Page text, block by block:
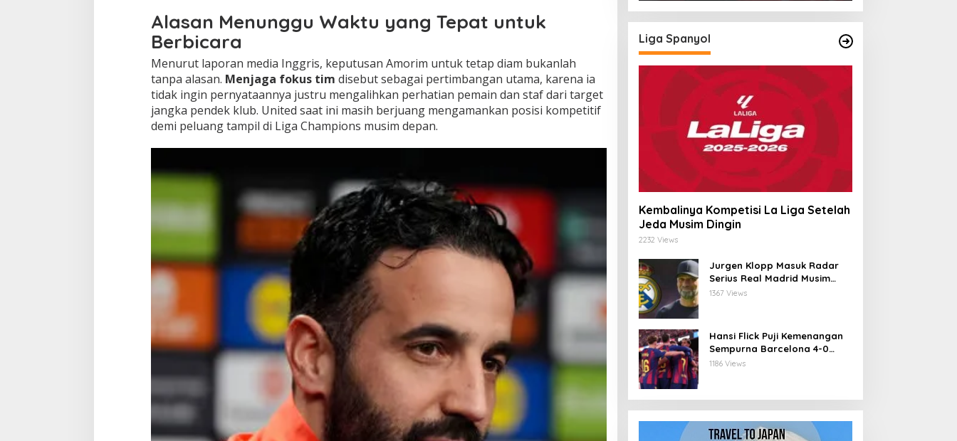
Alasan Menunggu Waktu yang Tepat untuk
Berbicara
Menurut laporan media Inggris, keputusan Amorim untuk tetap diam bukanlah
tanpa alasan. Menjaga fokus tim disebut sebagai pertimbangan utama, karena ia
tidak ingin pernyataannya justru mengalihkan perhatian pemain dan staf dari target
jangka pendek klub. United saat ini masih berjuang mengamankan posisi kompetitif
demi peluang tampil di Liga Champions musim depan.
Liga Spanyol
Kembalinya Kompetisi La Liga Setelah
Jeda Musim Dingin
2232 Views
Jurgen Klopp Masuk Radar
Serius Real Madrid Musim
Depan
1367 Views
Hansi Flick Puji Kemenangan
Sempurna Barcelona 4-0
atas Athletic Bilbao di
1186 Views